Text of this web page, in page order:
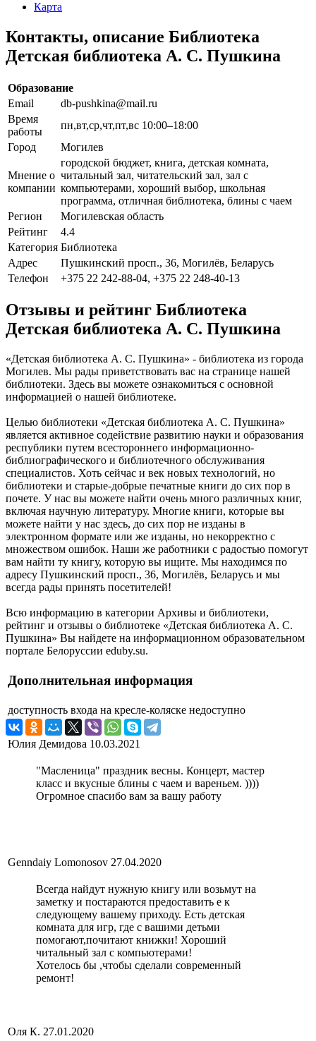
Карта
Контакты, описание Библиотека
Детская библиотека А. С. Пушкина
Образование
Email
db-pushkina@mail.ru
Время
работы
пн,вт,ср,чт,пт,вс 10:00–18:00
Город
Могилев
Мнение о
компании
городской бюджет, книга, детская комната,
читальный зал, читательский зал, зал с
компьютерами, хороший выбор, школьная
программа, отличная библиотека, блины с чаем
Регион
Могилевская область
Рейтинг
4.4
Категория Библиотека
Адрес
Пушкинский просп., 36, Могилёв, Беларусь
Телефон
+375 22 242-88-04, +375 22 248-40-13
Отзывы и рейтинг Библиотека
Детская библиотека А. С. Пушкина
«Детская библиотека А. С. Пушкина» - библиотека из города
Могилев. Мы рады приветствовать вас на странице нашей
библиотеки. Здесь вы можете ознакомиться с основной
информацией о нашей библиотеке.
Целью библиотеки «Детская библиотека А. С. Пушкина»
является активное содействие развитию науки и образования
республики путем всестороннего информационно-
библиографического и библиотечного обслуживания
специалистов. Хоть сейчас и век новых технологий, но
библиотеки и старые-добрые печатные книги до сих пор в
почете. У нас вы можете найти очень много различных книг,
включая научную литературу. Многие книги, которые вы
можете найти у нас здесь, до сих пор не изданы в
электронном формате или же изданы, но некорректно с
множеством ошибок. Наши же работники с радостью помогут
вам найти ту книгу, которую вы ищите. Мы находимся по
адресу Пушкинский просп., 36, Могилёв, Беларусь и мы
всегда рады принять посетителей!
Всю информацию в категории Архивы и библиотеки,
рейтинг и отзывы о библиотеке «Детская библиотека А. С.
Пушкина» Вы найдете на информационном образовательном
портале Белоруссии eduby.su.
Дополнительная информация
доступность входа на кресле-коляске недоступно
Юлия Демидова 10.03.2021
"Масленица" праздник весны. Концерт, мастер
класс и вкусные блины с чаем и вареньем. ))))
Огромное спасибо вам за вашу работу
Genndaiy Lomonosov 27.04.2020
Всегда найдут нужную книгу или возьмут на
заметку и постараются предоставить е к
следующему вашему приходу. Есть детская
комната для игр, где с вашими детьми
помогают,почитают книжки! Хороший
читальный зал с компьютерами!
Хотелось бы ,чтобы сделали современный
ремонт!
Оля К. 27.01.2020